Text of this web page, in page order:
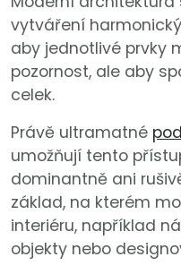
vytváření
aby jednotlivé prvky
pozornost, ale aby
celek.
Právě ultramatné
umožňují tento
dominantně ani
základ, na kterém
interiéru, například
objekty nebo